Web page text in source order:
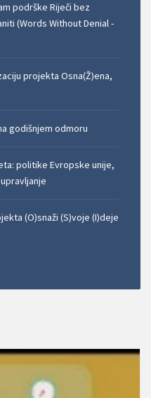
podrške Riječi bez
(Words Without Denial -
projekta Osna(Ž)ena,
godišnjem odmoru
politike Evropske unije,
(O)snaži (S)voje (I)deje